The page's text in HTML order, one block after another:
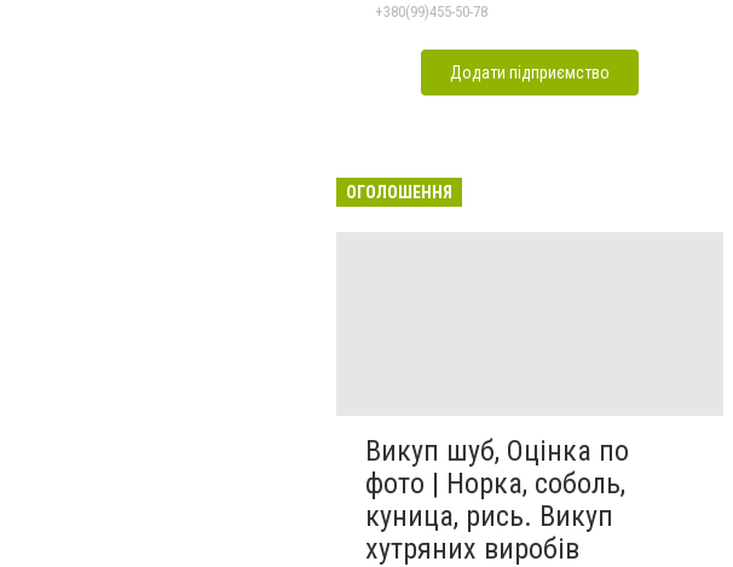
+380(99)455-50-78
Додати підприємство
ОГОЛОШЕННЯ
Викуп шуб, Оцінка по
фото | Норка, соболь,
куница, рись. Викуп
хутряних виробів